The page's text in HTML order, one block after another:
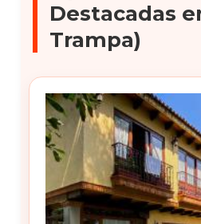
Destacadas
Trampa)